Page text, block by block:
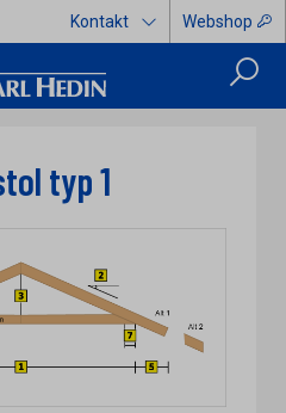
Kontakt Webshop
typ 1